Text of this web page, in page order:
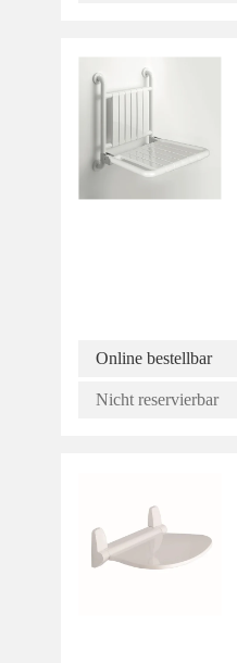
Online bestellbar
Nicht reservierbar